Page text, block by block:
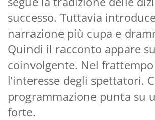
successo. Tuttavia
narrazione più cupa e
Quindi il racconto appare
coinvolgente. Nel
l’interesse degli spettatori.
programmazione punta su
forte.